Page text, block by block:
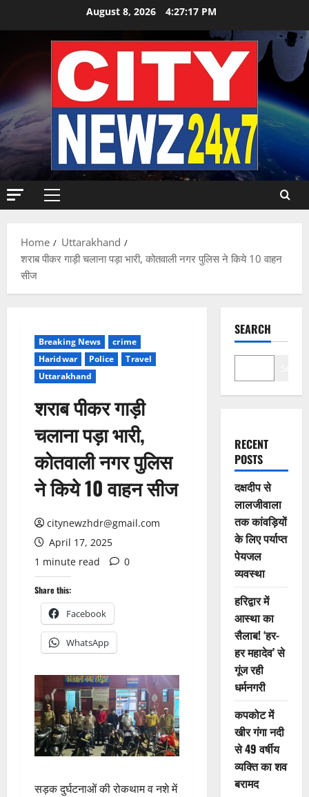
August 8, 2026 4:27:18 PM
Primary
Home
Uttarakhand
शराब पीकर गाड़ी चलाना पड़ा भारी, कोतवाली नगर पुलिस ने किये 10 वाहन
सीज
Breaking News
crime
Haridwar
Police
Travel
Uttarakhand
शराब पीकर गाड़ी
चलाना पड़ा भारी,
कोतवाली नगर पुलिस
ने किये 10 वाहन सीज
citynewzhdr@gmail.com
April 17, 2025
1 minute read
0
Share this:
Facebook
WhatsApp
सड़क दुर्घटनाओं की रोकथाम व नशे में
SEARCH
RECENT
POSTS
दक्षदीप से
लालजीवाला
तक कांवड़ियों
के लिए पर्याप्त
पेयजल
व्यवस्था
हरिद्वार में
आस्था का
सैलाब! ‘हर-
हर महादेव’ से
गूंज रही
धर्मनगरी
कपकोट में
खीर गंगा नदी
से 49 वर्षीय
व्यक्ति का शव
बरामद